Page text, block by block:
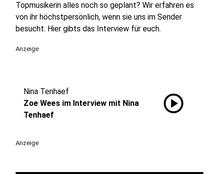
Topmusikerin alles noch so geplant? Wir erfahren es
von ihr höchstpersönlich, wenn sie uns im Sender
besucht. Hier gibts das Interview für euch.
Anzeige
Nina Tenhaef
Zoe Wees im Interview mit Nina
Tenhaef
play_circle
Anzeige